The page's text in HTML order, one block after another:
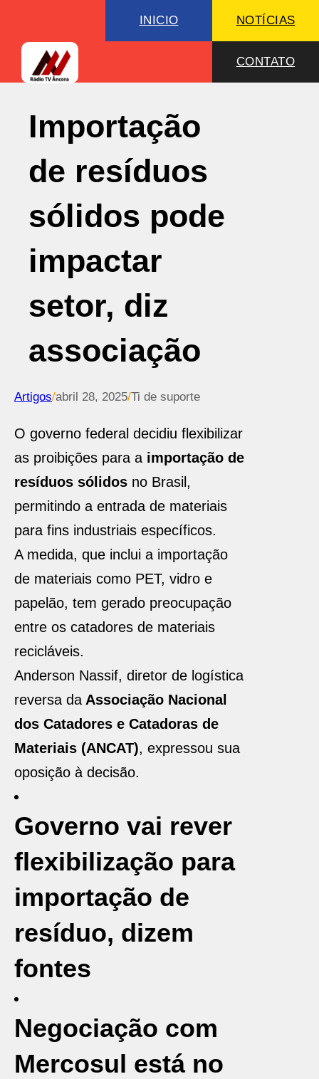
INICIO NOTÍCIAS
CONTATO
Importação
de resíduos
sólidos pode
impactar
setor, diz
associação
Artigos/abril 28, 2025/Ti de suporte
O governo federal decidiu flexibilizar
as proibições para a importação de
resíduos sólidos no Brasil,
permitindo a entrada de materiais
para fins industriais específicos.
A medida, que inclui a importação
de materiais como PET, vidro e
papelão, tem gerado preocupação
entre os catadores de materiais
recicláveis.
Anderson Nassif, diretor de logística
reversa da Associação Nacional
dos Catadores e Catadoras de
Materiais (ANCAT), expressou sua
oposição à decisão.
Governo vai rever
flexibilização para
importação de
resíduo, dizem
fontes
Negociação com
Mercosul está no